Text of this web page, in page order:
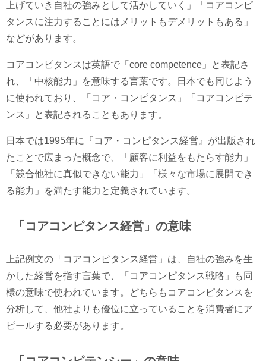
上げていき自社の強みとして活かしていく」「コアコンピ
タンスに注力することにはメリットもデメリットもある」
などがあります。
コアコンピタンスは英語で「core competence」と表記さ
れ、「中核能力」を意味する言葉です。日本でも同じよう
に使われており、「コア・コンピタンス」「コアコンピテ
ンス」と表記されることもあります。
日本では1995年に『コア・コンピタンス経営』が出版され
たことで広まった概念で、「顧客に利益をもたらす能力」
「競合他社に真似できない能力」「様々な市場に展開でき
る能力」を満たす能力と定義されています。
「コアコンピタンス経営」の意味
上記例文の「コアコンピタンス経営」は、自社の強みを生
かした経営を指す言葉で、「コアコンピタンス戦略」も同
様の意味で使われています。どちらもコアコンピタンスを
分析して、他社よりも優位に立っていることを消費者にア
ピールする必要があります。